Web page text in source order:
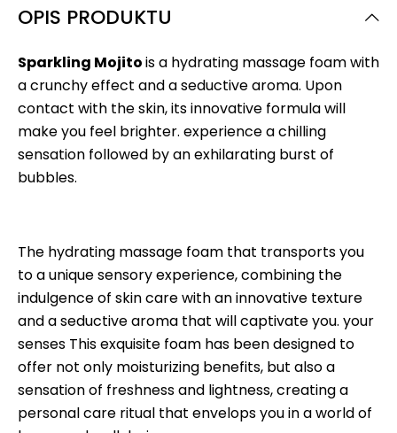
OPIS PRODUKTU
Sparkling Mojitois a hydrating massage foam with
a crunchy effect and a seductive aroma. Upon
contact with the skin, its innovative formula will
make you feel brighter. experience a chilling
sensation followed by an exhilarating burst of
bubbles.
The hydrating massage foam that transports you
to a unique sensory experience, combining the
indulgence of skin care with an innovative texture
and a seductive aroma that will captivate you. your
senses This exquisite foam has been designed to
offer not only moisturizing benefits, but also a
sensation of freshness and lightness, creating a
personal care ritual that envelops you in a world of